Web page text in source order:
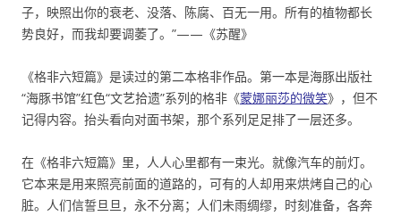
子，映照出你的衰老、没落、陈腐、百无一用。所有的植物都长
势良好，而我却要调萎了。”——《苏醒》
《格非六短篇》是读过的第二本格非作品。第一本是海豚出版社
“海豚书馆”红色“文艺拾遗”系列的格非《蒙娜丽莎的微笑》，但不
记得内容。抬头看向对面书架，那个系列足足排了一层还多。
在《格非六短篇》里，人人心里都有一束光。就像汽车的前灯。
它本来是用来照亮前面的道路的，可有的人却用来烘烤自己的心
脏。人们信誓旦旦，永不分离；人们未雨绸缪，时刻准备，各奔